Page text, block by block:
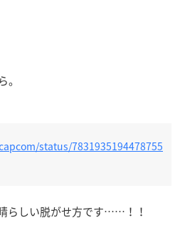
。
status/7831935194478755
らしい脱がせ方です……！！